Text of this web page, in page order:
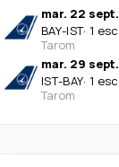
mar. 22 sept.
BAY-IST· 1
Tarom
mar. 29 sept.
IST-BAY· 1
Tarom